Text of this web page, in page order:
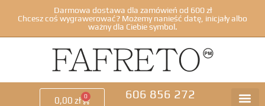
Darmowa dostawa dla zamówień od 600 zł
Chcesz coś wygrawerować? Możemy nanieść datę, inicjały albo
ważny dla Ciebie symbol.
0,00 zł 0 606 856 272